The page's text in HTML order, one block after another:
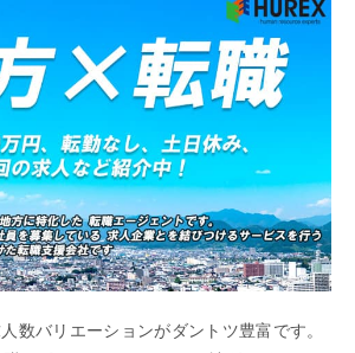
数バリエーションがダントツ豊富です。